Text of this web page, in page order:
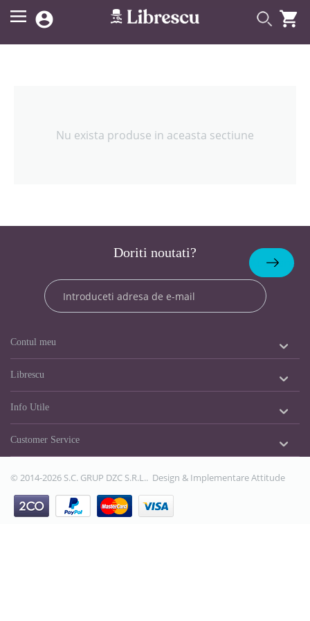
 
Nu exista produse in aceasta sectiune
Doriti noutati?
Abonare
Contul meu
Librescu
Info Utile
Customer Service
© 2014-2026 S.C. GRUP DZC S.R.L.. Design & ImplementareAttitude